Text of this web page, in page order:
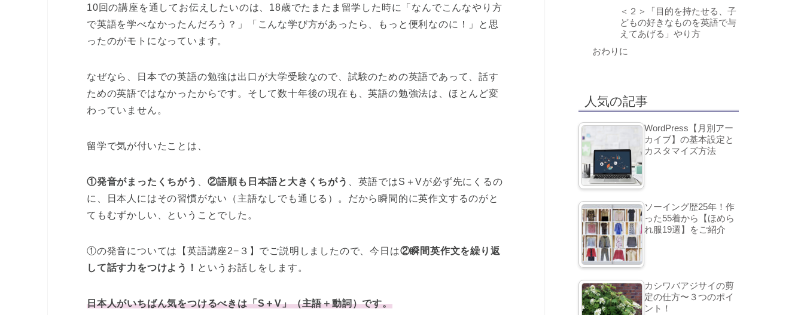
10回の講座を通してお伝えしたいのは、18歳でたまたま留学した時に「なんでこんなやり方
で英語を学べなかったんだろう？」「こんな学び方があったら、もっと便利なのに！」と思
ったのがモトになっています。
なぜなら、日本での英語の勉強は出口が大学受験なので、試験のための英語であって、話す
ための英語ではなかったからです。そして数十年後の現在も、英語の勉強法は、ほとんど変
わっていません。
留学で気が付いたことは、
①発音がまったくちがう ②語順も日本語と大きくちがう
、英語ではS＋Vが必ず先にくるの
に、日本人にはその習慣がない（主語なしでも通じる）。だから瞬間的に英作文するのがと
てもむずかしい、ということでした。
①の発音については【英語講座2−３】でご説明しましたので、今日は②瞬間英作文を繰り返
して話す力をつけよう！ というお話しをします。
日本人がいちばん気をつけるべきは「S＋V」（主語＋動詞）です。
＜２＞「目的を持たせる、子
どもの好きなものを英語で与
えてあげる」やり方
おわりに
人気の記事
WordPress【月別アー
カイブ】の基本設定と
カスタマイズ方法
ソーイング歴25年！作
った55着から【ほめら
れ服19選】をご紹介
カシワバアジサイの剪
定の仕方〜３つのポイ
ント！